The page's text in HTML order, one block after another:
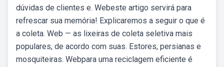
dúvidas de clientes e. Webeste artigo servirá para
refrescar sua memória! Explicaremos a seguir o que é
a coleta. Web — as lixeiras de coleta seletiva mais
populares, de acordo com suas. Estores, persianas e
mosquiteiras. Webpara uma reciclagem eficiente é